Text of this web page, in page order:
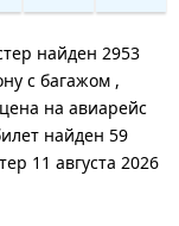
найден 2953
с багажом ,
на авиарейс
найден 59
11 августа 2026